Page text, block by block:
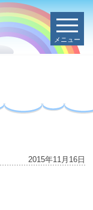
メニュー
2015年11月16日